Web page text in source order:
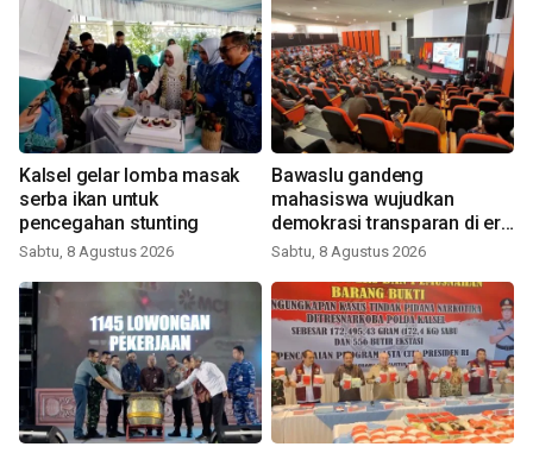
Kalsel gelar lomba masak
serba ikan untuk
pencegahan stunting
Sabtu, 8 Agustus 2026
Bawaslu gandeng
mahasiswa wujudkan
demokrasi transparan di era
digital
Sabtu, 8 Agustus 2026